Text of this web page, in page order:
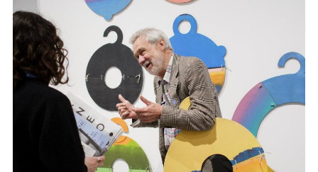
Arhīvs
Viņi bija LAMPĀ 2026
Jaunumi
Ziedo
Veikals